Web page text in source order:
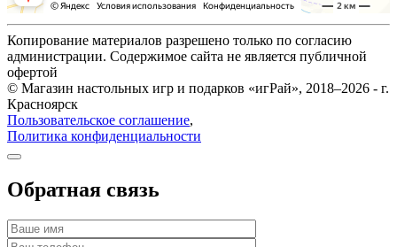
Копирование материалов разрешено только по согласию
администрации. Содержимое сайта не является публичной
офертой
© Магазин настольных игр и подарков «игРай», 2018–2026 - г.
Красноярск
Пользовательское соглашение,
Политика конфиденциальности
Обратная связь